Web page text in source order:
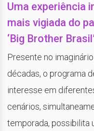
Uma experiência
mais vigiada do
‘Big Brother
Presente no
décadas, o programa
interesse em
cenários,
temporada, possibilita